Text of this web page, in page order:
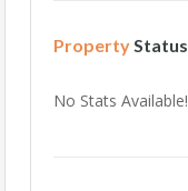
Property Status
No Stats Available!